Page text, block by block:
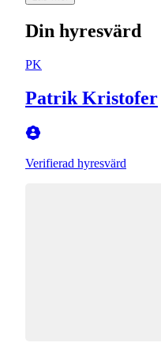
Din hyresvärd
PK
Patrik Kristofer
Verifierad hyresvärd